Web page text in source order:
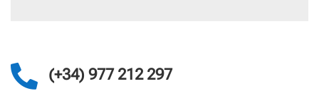
 (+34) 977 212 297